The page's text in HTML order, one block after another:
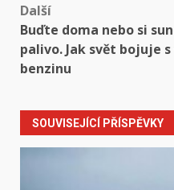
Další
Buďte doma nebo si
palivo. Jak svět bojuje
benzinu
SOUVISEJÍCÍ PŘÍSPĚVKY